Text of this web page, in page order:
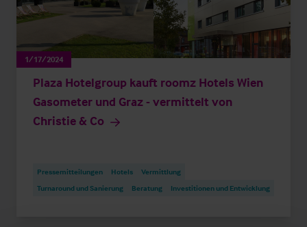
1/17/2024
Plaza Hotelgroup kauft roomz Hotels Wien
Gasometer und Graz - vermittelt von
Christie & Co
Pressemitteilungen Hotels
Vermittlung
Turnaround und Sanierung
Beratung Investitionen und Entwicklung